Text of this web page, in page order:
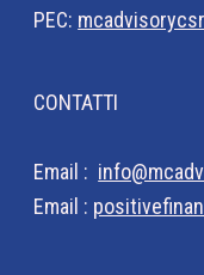
PEC:
CONTATTI
Email :
Email :